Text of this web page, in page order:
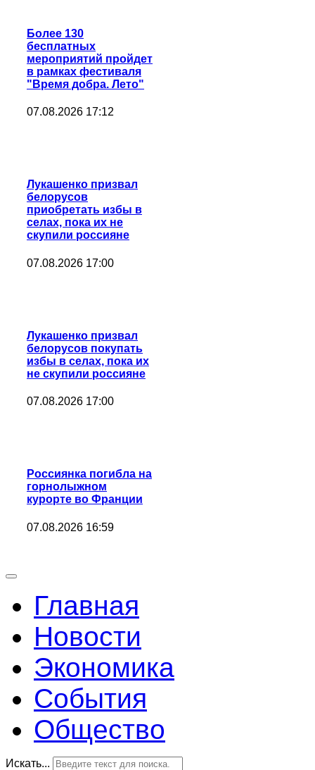
Более 130
бесплатных
мероприятий пройдет
в рамках фестиваля
"Время добра. Лето"
07.08.2026 17:12
Лукашенко призвал
белорусов
приобретать избы в
селах, пока их не
скупили россияне
07.08.2026 17:00
Лукашенко призвал
белорусов покупать
избы в селах, пока их
не скупили россияне
07.08.2026 17:00
Россиянка погибла на
горнолыжном
курорте во Франции
07.08.2026 16:59
Главная
Новости
Экономика
События
Общество
Искать...